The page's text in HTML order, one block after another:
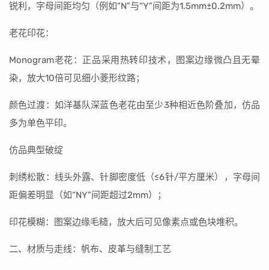
锐利，字母间距均匀（例如“N”与“Y”间距为1.5mm±0.2mm）。
老花印花：
Monogram老花：正品采用热转印技术，图案边缘微凸且无晕
染，放大10倍可见细小菱形纹路；
颜色过渡：如洋基队深蓝色老花由至少3种相近色阶叠加，仿品
多为单色平印。
仿品典型破绽
刺绣松散：线头外露、针脚密度低（≤6针/平方厘米），字母间
距偏差明显（如“NY”间距超过2mm）；
印花模糊：图案边缘毛糙，放大后可见像素点或色块堆积。
二、材质与走线：帆布、皮革与缝制工艺